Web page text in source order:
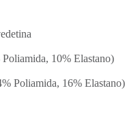
10% Elastano)
Poliamida, 16% Elastano)